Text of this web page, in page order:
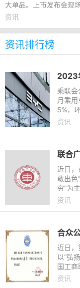
大单品。上市发布会现
摄，随手产出氛围感人
资讯
资讯排行榜
乘联
月乘
5%，
十的车
资讯
近日，
敢出色
穷”为
力，以
资讯
近日，
以“弘
国工
江合众
资讯